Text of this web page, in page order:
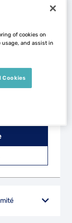
-
of cookies on
and assist in
Cookies